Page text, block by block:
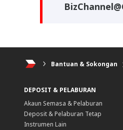
Bantuan & Sokongan
DEPOSIT & PELABURAN
Akaun Semasa & Pelaburan
Deposit & Pelaburan Tetap
Instrumen Lain